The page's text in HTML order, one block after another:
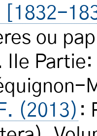
[1832-
ou
IIe Partie:
(2013) :